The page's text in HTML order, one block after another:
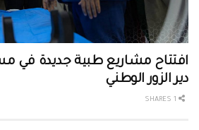
افتتاح مشاريع طبية جديدة في
دير الزور الوطني